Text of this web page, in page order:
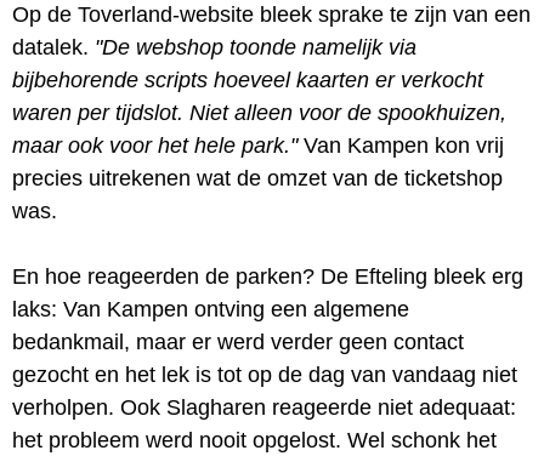
Op de Toverland-website bleek sprake te zijn van een
datalek. "De webshop toonde namelijk via
bijbehorende scripts hoeveel kaarten er verkocht
waren per tijdslot. Niet alleen voor de spookhuizen,
maar ook voor het hele park."Van Kampen kon vrij
precies uitrekenen wat de omzet van de ticketshop
was.
En hoe reageerden de parken? De Efteling bleek erg
laks: Van Kampen ontving een algemene
bedankmail, maar er werd verder geen contact
gezocht en het lek is tot op de dag van vandaag niet
verholpen. Ook Slagharen reageerde niet adequaat:
het probleem werd nooit opgelost. Wel schonk het